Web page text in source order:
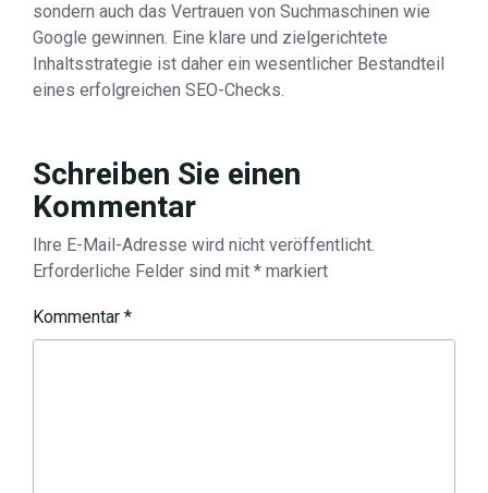
sondern auch das Vertrauen von Suchmaschinen wie
Google gewinnen. Eine klare und zielgerichtete
Inhaltsstrategie ist daher ein wesentlicher Bestandteil
eines erfolgreichen SEO-Checks.
Schreiben Sie einen
Kommentar
Ihre E-Mail-Adresse wird nicht veröffentlicht.
Erforderliche Felder sind mit * markiert
Kommentar *